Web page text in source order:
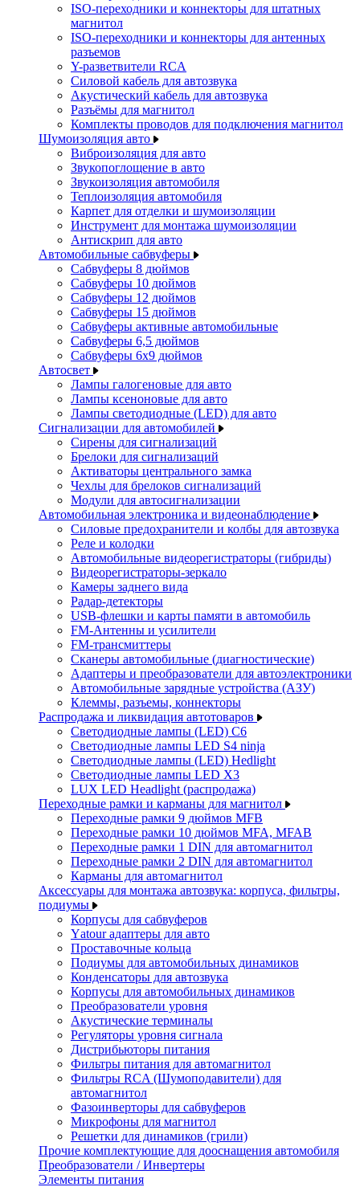
ISO-переходники и коннекторы для штатных
магнитол
ISO-переходники и коннекторы для антенных
разъемов
Y-разветвители RCA
Силовой кабель для автозвука
Акустический кабель для автозвука
Разъёмы для магнитол
Комплекты проводов для подключения магнитол
Шумоизоляция авто
Виброизоляция для авто
Звукопоглощение в авто
Звукоизоляция автомобиля
Теплоизоляция автомобиля
Карпет для отделки и шумоизоляции
Инструмент для монтажа шумоизоляции
Антискрип для авто
Автомобильные сабвуферы
Сабвуферы 8 дюймов
Сабвуферы 10 дюймов
Сабвуферы 12 дюймов
Сабвуферы 15 дюймов
Сабвуферы активные автомобильные
Сабвуферы 6,5 дюймов
Сабвуферы 6x9 дюймов
Автосвет
Лампы галогеновые для авто
Лампы ксеноновые для авто
Лампы светодиодные (LED) для авто
Сигнализации для автомобилей
Сирены для сигнализаций
Брелоки для сигнализаций
Активаторы центрального замка
Чехлы для брелоков сигнализаций
Модули для автосигнализации
Автомобильная электроника и видеонаблюдение
Силовые предохранители и колбы для автозвука
Реле и колодки
Автомобильные видеорегистраторы (гибриды)
Видеорегистраторы-зеркало
Камеры заднего вида
Радар-детекторы
USB-флешки и карты памяти в автомобиль
FM-Антенны и усилители
FM-трансмиттеры
Сканеры автомобильные (диагностические)
Адаптеры и преобразователи для автоэлектроники
Автомобильные зарядные устройства (АЗУ)
Клеммы, разъемы, коннекторы
Распродажа и ликвидация автотоваров
Светодиодные лампы (LED) C6
Светодиодные лампы LED S4 ninja
Светодиодные лампы (LED) Hedlight
Светодиодные лампы LED X3
LUX LED Headlight (распродажа)
Переходные рамки и карманы для магнитол
Переходные рамки 9 дюймов MFB
Переходные рамки 10 дюймов MFA, MFAB
Переходные рамки 1 DIN для автомагнитол
Переходные рамки 2 DIN для автомагнитол
Карманы для автомагнитол
Аксессуары для монтажа автозвука: корпуса, фильтры,
подиумы
Корпусы для сабвуферов
Yаtour адаптеры для авто
Проставочные кольца
Подиумы для автомобильных динамиков
Конденсаторы для автозвука
Корпусы для автомобильных динамиков
Преобразователи уровня
Акустические терминалы
Регуляторы уровня сигнала
Дистрибьюторы питания
Фильтры питания для автомагнитол
Фильтры RCA (Шумоподавители) для
автомагнитол
Фазоинверторы для сабвуферов
Микрофоны для магнитол
Решетки для динамиков (грили)
Прочие комплектующие для дооснащения автомобиля
Преобразователи / Инвертеры
Элементы питания